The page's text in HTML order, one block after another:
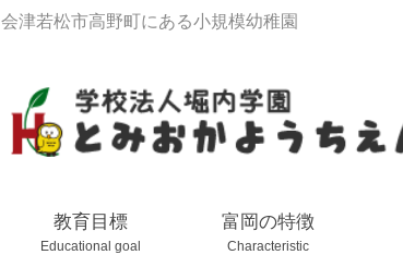
会津若松市高野町にある小規模幼稚園
教育目標
Educational goal
富岡の特徴
Characteristic